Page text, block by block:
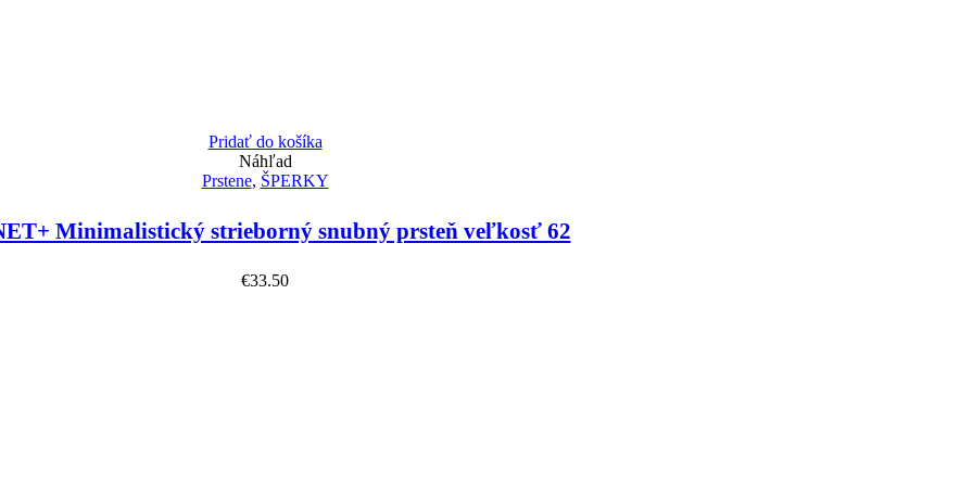
Pridať do košíka
Náhľad
Prstene, ŠPERKY
Minimalistický strieborný snubný prsteň veľkosť 62
€33.50